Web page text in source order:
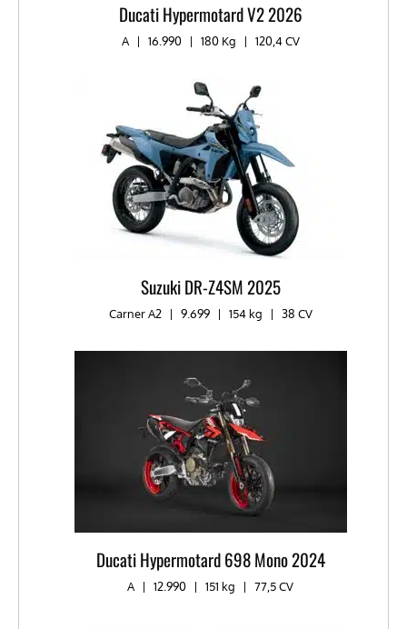
Ducati Hypermotard V2 2026
A | 16.990 | 180 Kg | 120,4 CV
Suzuki DR-Z4SM 2025
Carner A2 | 9.699 | 154 kg | 38 CV
Ducati Hypermotard 698 Mono 2024
A | 12.990 | 151 kg | 77,5 CV